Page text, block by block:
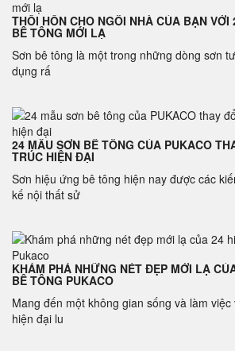
THỔI HỒN CHO NGÔI NHÀ CỦA BẠN VỚI
BÊ TÔNG MỚI LẠ
Sơn bê tông là một trong những dòng sơn
dụng rấ
24 MẪU SƠN BÊ TÔNG CỦA PUKACO
TRÚC HIỆN ĐẠI
Sơn hiệu ứng bê tông hiện nay được các
kế nội thất sử
KHÁM PHÁ NHỮNG NÉT ĐẸP MỚI LẠ
BÊ TÔNG PUKACO
Mang đến một không gian sống và làm
hiện đại lu